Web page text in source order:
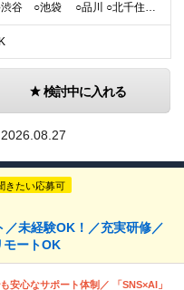
■勤務地 ○新宿 ○渋谷 ○池袋 ○品川 ○北千住 ※あなたの経験やスキルに応じて研修先は、 面談時にてご相談させていただきます。 (変更の範囲)上記を除く当社関連勤務地 ■本社 東
検討中に入れる
2026.08.27
きたい応募可
／未経験OK！／充実研修／
モートOK
安心なサポート体制／ 「SNS×AI」